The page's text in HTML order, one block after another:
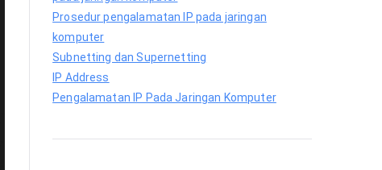
Prosedur pengalamatan IP pada jaringan
komputer
Subnetting dan Supernetting
IP Address
Pengalamatan IP Pada Jaringan Komputer